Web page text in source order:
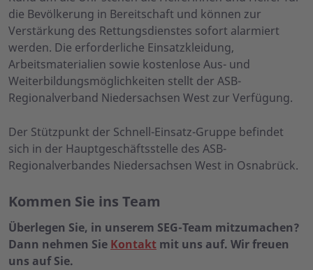
die Bevölkerung in Bereitschaft und können zur
Verstärkung des Rettungsdienstes sofort alarmiert
werden. Die erforderliche Einsatzkleidung,
Arbeitsmaterialien sowie kostenlose Aus- und
Weiterbildungsmöglichkeiten stellt der ASB-
Regionalverband Niedersachsen West zur Verfügung.
Der Stützpunkt der Schnell-Einsatz-Gruppe befindet
sich in der Hauptgeschäftsstelle des ASB-
Regionalverbandes Niedersachsen West in Osnabrück.
Kommen Sie ins Team
Überlegen Sie, in unserem SEG-Team mitzumachen?
Dann nehmen Sie Kontakt mit uns auf. Wir freuen
uns auf Sie.